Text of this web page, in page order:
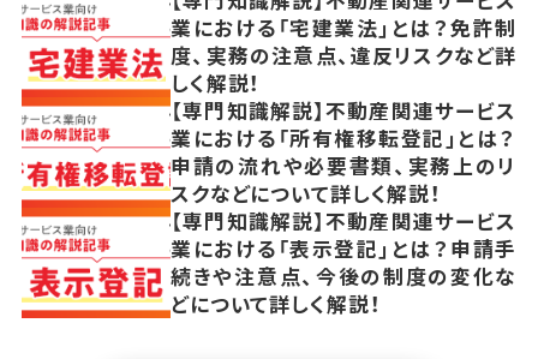
業における「宅建業法」とは？免許制
度、実務の注意点、違反リスクなど詳
しく解説！
【専門知識解説】不動産関連サービス
業における「所有権移転登記」とは？
申請の流れや必要書類、実務上のリ
スクなどについて詳しく解説！
【専門知識解説】不動産関連サービス
業における「表示登記」とは？申請手
続きや注意点、今後の制度の変化な
どについて詳しく解説！